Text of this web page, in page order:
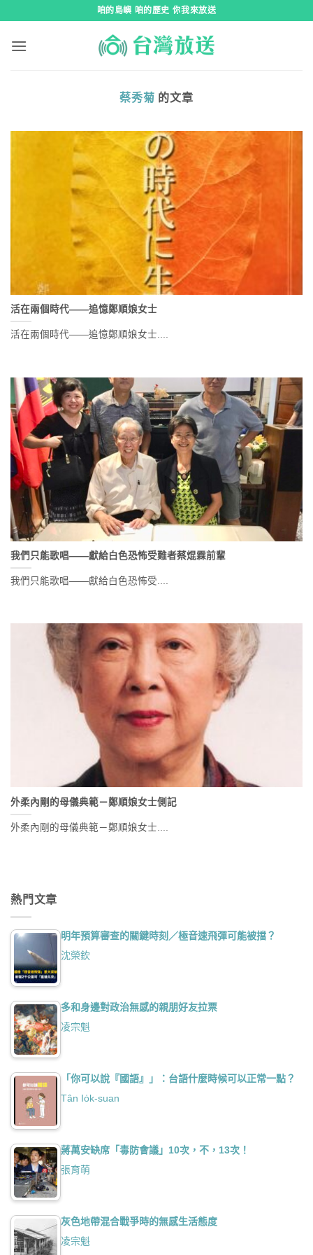
咱的島嶼 咱的歷史 你我來放送
蔡秀菊 的文章
活在兩個時代——追憶鄭順娘女士
活在兩個時代——追憶鄭順娘女士....
我們只能歌唱——獻給白色恐怖受難者蔡焜霖前輩
我們只能歌唱——獻給白色恐怖受....
外柔內剛的母儀典範－鄭順娘女士側記
外柔內剛的母儀典範－鄭順娘女士....
熱門文章
明年預算審查的關鍵時刻／極音速飛彈可能被擋？
沈榮欽
多和身邊對政治無感的親朋好友拉票
凌宗魁
「你可以說『國語』」：台語什麼時候可以正常一點？
Tân Io̍k-suan
蔣萬安缺席「毒防會議」10次，不，13次！
張育萌
灰色地帶混合戰爭時的無感生活態度
凌宗魁